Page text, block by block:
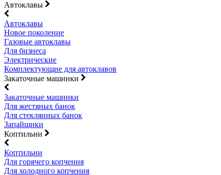
Автоклавы
Автоклавы
Новое поколение
Газовые автоклавы
Для бизнеса
Электрические
Комплектующие для автоклавов
Закаточные машинки
Закаточные машинки
Для жестяных банок
Для стеклянных банок
Запайщики
Коптильни
Коптильни
Для горячего копчения
Для холодного копчения